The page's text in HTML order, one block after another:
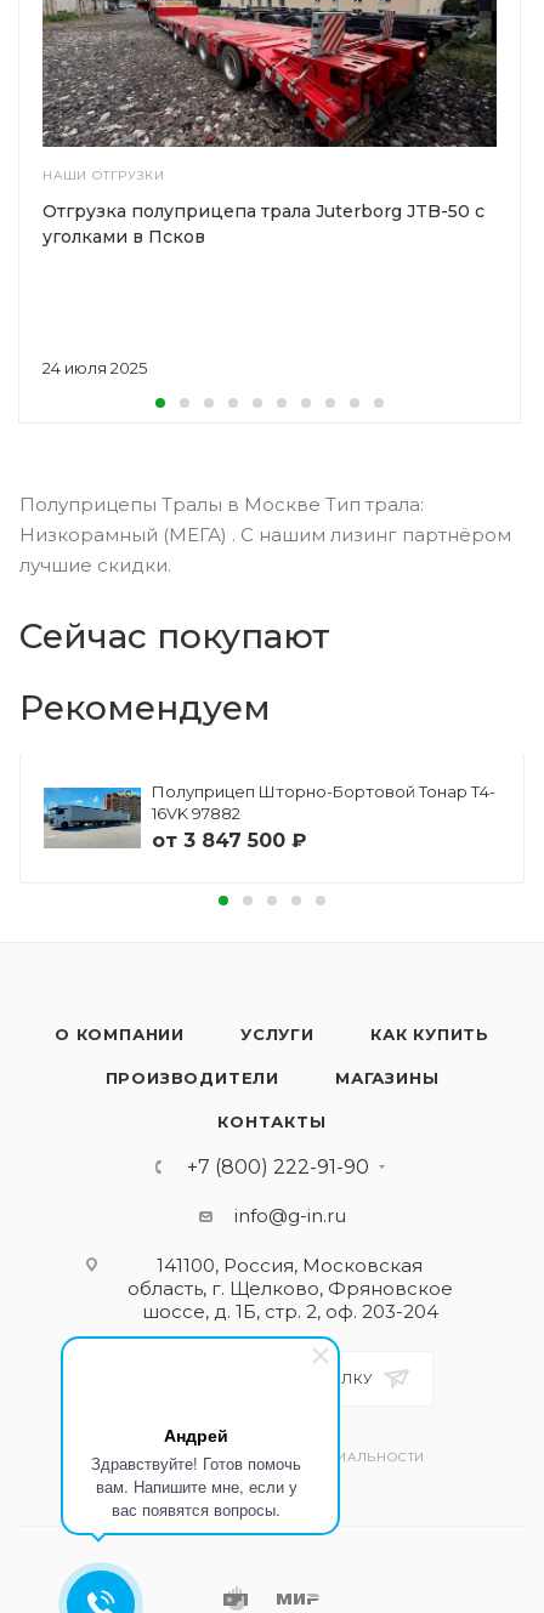
Андрей
Здравствуйте! Готов помочь
вам. Напишите мне, если у
вас появятся вопросы.
НАШИ ОТГРУЗКИ
24 июля 2025
Отгрузка полуприцепа трала Juterborg JTB-50 с
уголками в Псков
Полуприцепы Тралы в Москве Тип трала:
Низкорамный (МЕГА) . С нашим лизинг партнёром
лучшие скидки.
Сейчас покупают
Рекомендуем
Полуприцеп Шторно-Бортовой Тонар Т4-
16VK 97882
от 3 847 500 ₽
О КОМПАНИИ УСЛУГИ КАК КУПИТЬ
ПРОИЗВОДИТЕЛИ МАГАЗИНЫ
КОНТАКТЫ
+7 (800) 222-91-90
info@g-in.ru
141100, Россия, Московская
область, г. Щелково, Фряновское
шоссе, д. 1Б, стр. 2, оф. 203-204
ПОДПИСАТЬСЯ НА РАССЫЛКУ
ПОЛИТИКА КОНФИДЕНЦИАЛЬНОСТИ